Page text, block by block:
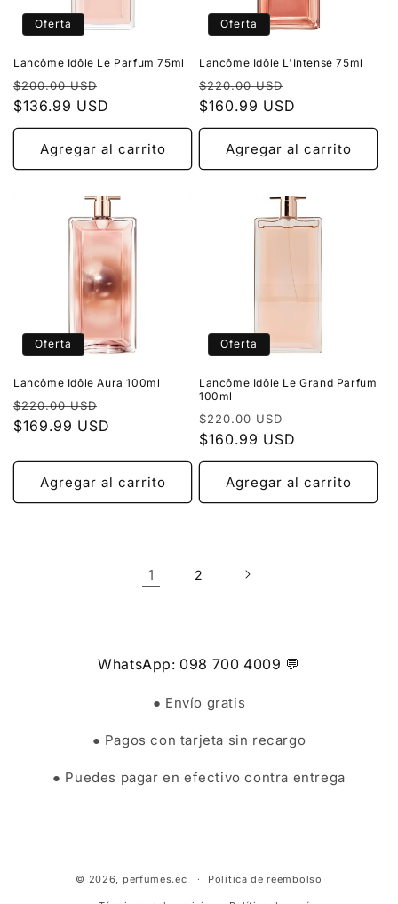
Oferta
Lancôme Idôle Le Parfum 75ml
Precio
habitual
$200.00 USD
de
oferta
$136.99 USD
Agregar al carrito
Oferta
Lancôme Idôle L'Intense 75ml
Precio
habitual
$220.00 USD
de
oferta
$160.99 USD
Agregar al carrito
Oferta
Lancôme Idôle Aura 100ml
Precio
habitual
$220.00 USD
de
$169.99 USD
Agregar al carrito
Oferta
Lancôme Idôle Le Grand Parfum
100ml
Precio
habitual
$220.00 USD
de
oferta
$160.99 USD
Agregar al carrito
1 2
WhatsApp: 098 700 4009 💬
● Envío gratis
● Pagos con tarjeta sin recargo
● Puedes pagar en efectivo contra entrega
© 2026, perfumes.ec Política de reembolso